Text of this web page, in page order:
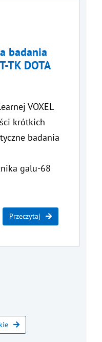
badania
TK DOTA
VOXEL
krótkich
badania
galu-68
Przeczytaj